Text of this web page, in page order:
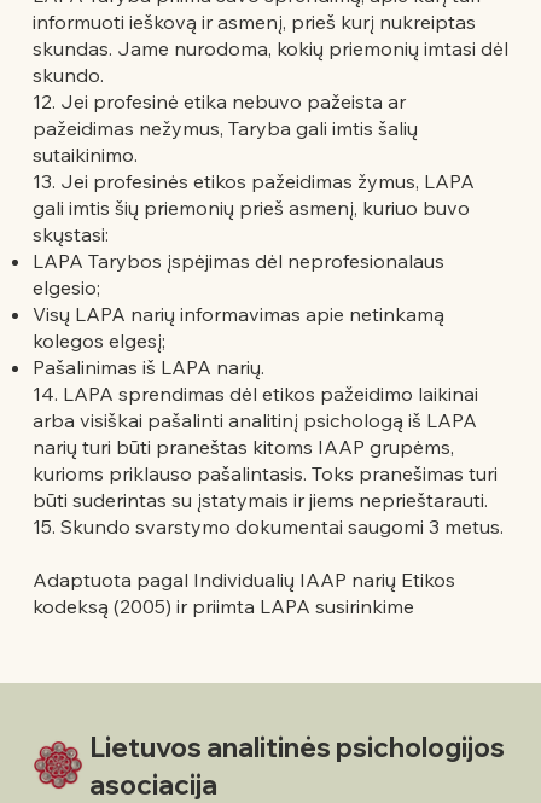
informuoti ieškovą ir asmenį, prieš kurį nukreiptas
skundas. Jame nurodoma, kokių priemonių imtasi dėl
skundo.
12. Jei profesinė etika nebuvo pažeista ar
pažeidimas nežymus, Taryba gali imtis šalių
sutaikinimo.
13. Jei profesinės etikos pažeidimas žymus, LAPA
gali imtis šių priemonių prieš asmenį, kuriuo buvo
skųstasi:
LAPA Tarybos įspėjimas dėl neprofesionalaus
elgesio;
Visų LAPA narių informavimas apie netinkamą
kolegos elgesį;
Pašalinimas iš LAPA narių.
14. LAPA sprendimas dėl etikos pažeidimo laikinai
arba visiškai pašalinti analitinį psichologą iš LAPA
narių turi būti praneštas kitoms IAAP grupėms,
kurioms priklauso pašalintasis. Toks pranešimas turi
būti suderintas su įstatymais ir jiems neprieštarauti.
15. Skundo svarstymo dokumentai saugomi 3 metus.
Adaptuota pagal Individualių IAAP narių Etikos
kodeksą (2005) ir priimta LAPA susirinkime
Lietuvos analitinės psichologijos
asociacija